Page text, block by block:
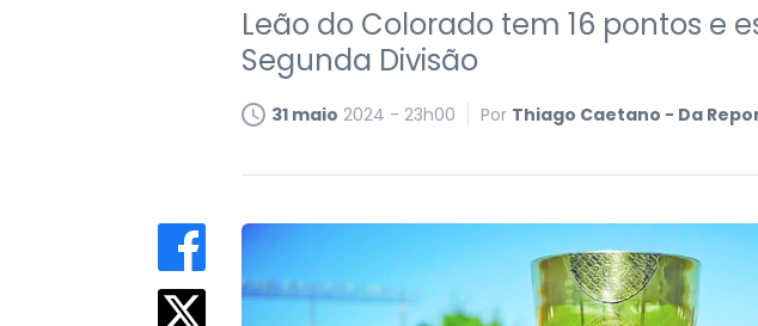
Leão do Colorado tem 16 pontos e
Segunda Divisão
31 maio 2024 - 23h00 Por Thiago Caetano - Da